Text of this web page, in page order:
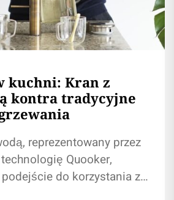
kuchni: Kran z
kontra tradycyjne
reprezentowany przez
Quooker,
do korzystania z